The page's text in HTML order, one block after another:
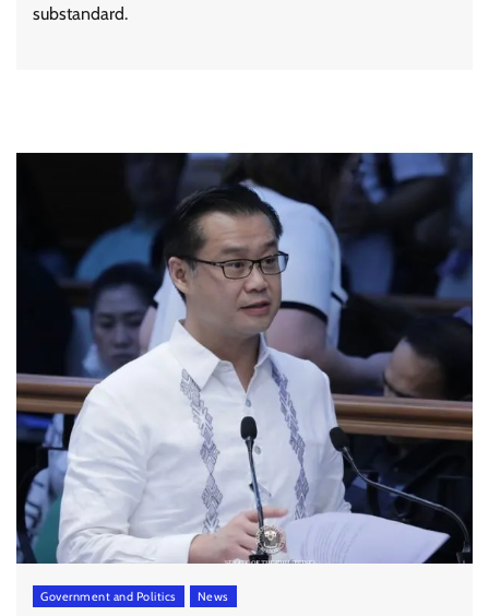
substandard.
Government and Politics News